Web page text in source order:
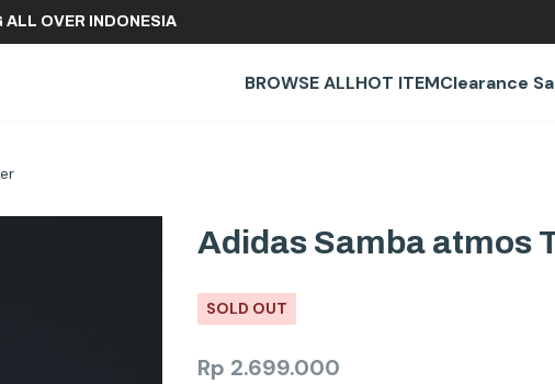
ALL OVER INDONESIA
BROWSE ALLHOT ITEMClearance
Adidas Samba atmos
SOLD OUT
Rp 2.699.000